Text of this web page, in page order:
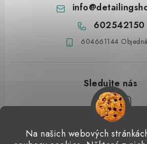
Na našich webových
info@
602542150
604661144